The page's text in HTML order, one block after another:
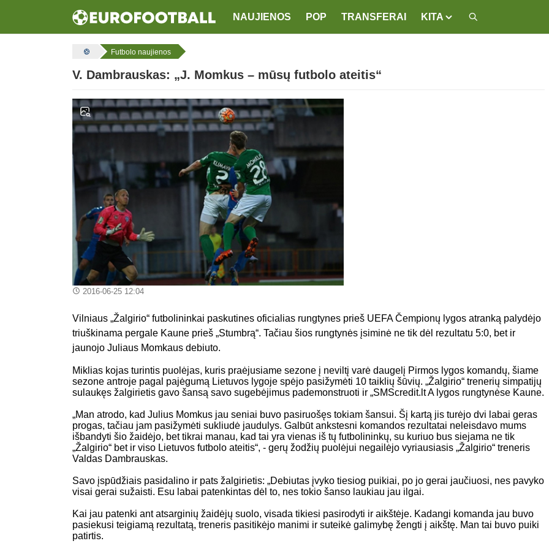
NAUJIENOS POP TRANSFERAI KITA
Futbolo naujienos
V. Dambrauskas: „J. Momkus – mūsų futbolo ateitis“
2016-06-25 12:04
Vilniaus „Žalgirio“ futbolininkai paskutines oficialias rungtynes prieš UEFA Čempionų lygos atranką palydėjo
triuškinama pergale Kaune prieš „Stumbrą“. Tačiau šios rungtynės įsiminė ne tik dėl rezultatu 5:0, bet ir
jaunojo Juliaus Momkaus debiuto.
Miklias kojas turintis puolėjas, kuris praėjusiame sezone į neviltį varė daugelį Pirmos lygos komandų, šiame
sezone antroje pagal pajėgumą Lietuvos lygoje spėjo pasižymėti 10 taiklių šūvių. „Žalgirio“ trenerių simpatijų
sulaukęs žalgirietis gavo šansą savo sugebėjimus pademonstruoti ir „SMScredit.lt A lygos rungtynėse Kaune.
„Man atrodo, kad Julius Momkus jau seniai buvo pasiruošęs tokiam šansui. Šį kartą jis turėjo dvi labai geras
progas, tačiau jam pasižymėti sukliudė jaudulys. Galbūt ankstesni komandos rezultatai neleisdavo mums
išbandyti šio žaidėjo, bet tikrai manau, kad tai yra vienas iš tų futbolininkų, su kuriuo bus siejama ne tik
„Žalgirio“ bet ir viso Lietuvos futbolo ateitis“, - gerų žodžių puolėjui negailėjo vyriausiasis „Žalgirio“ treneris
Valdas Dambrauskas.
Savo įspūdžiais pasidalino ir pats žalgirietis: „Debiutas įvyko tiesiog puikiai, po jo gerai jaučiuosi, nes pavyko
visai gerai sužaisti. Esu labai patenkintas dėl to, nes tokio šanso laukiau jau ilgai.
Kai jau patenki ant atsarginių žaidėjų suolo, visada tikiesi pasirodyti ir aikštėje. Kadangi komanda jau buvo
pasiekusi teigiamą rezultatą, treneris pasitikėjo manimi ir suteikė galimybę žengti į aikštę. Man tai buvo puiki
patirtis.